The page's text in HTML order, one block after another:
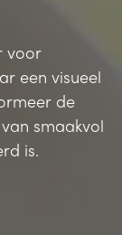
voor
een visueel
de
smaakvol
is.